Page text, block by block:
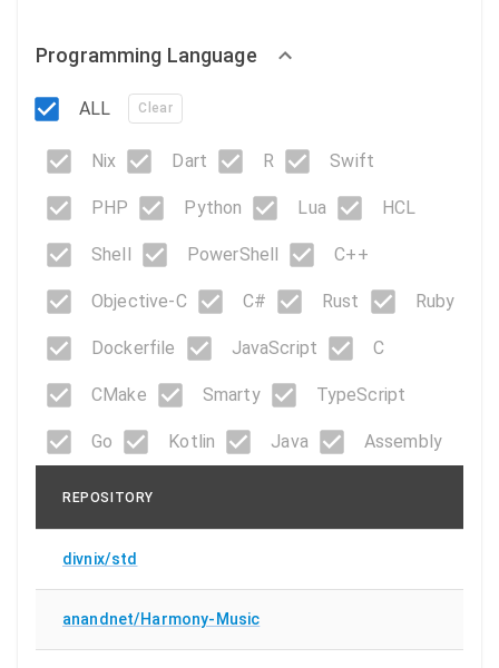
Programming Language
ALL Clear
Nix Dart R Swift
PHP Python Lua HCL
Shell PowerShell C++
Objective-C C# Rust Ruby
Dockerfile JavaScript C
CMake Smarty TypeScript
Go Kotlin Java Assembly
REPOSITORY
divnix/std
anandnet/Harmony-Music